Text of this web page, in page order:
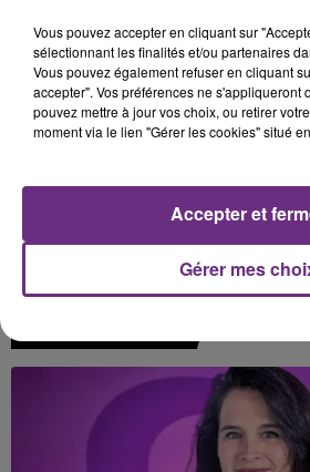
Vous pouvez accepter en cliquant sur
sélectionnant les finalités et/ou partenaires
Vous pouvez également refuser en cliquant
accepter". Vos préférences ne s'appliqueront
pouvez mettre à jour vos choix, ou retirer
moment via le lien "Gérer les cookies" situé
Gérer mes
Accepter et